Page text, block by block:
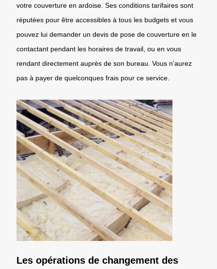
votre couverture en ardoise. Ses conditions tarifaires sont
réputées pour être accessibles à tous les budgets et vous
pouvez lui demander un devis de pose de couverture en le
contactant pendant les horaires de travail, ou en vous
rendant directement auprès de son bureau. Vous n’aurez
pas à payer de quelconques frais pour ce service.
Les opérations de changement des